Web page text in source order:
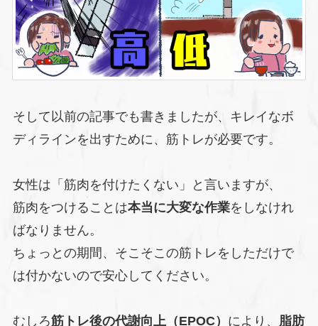
そして以前の記事でも書きましたが、キレイなボ
ディラインを出すために、筋トレが必要です。
女性は「筋肉を付けたくない」と言いますが、
筋肉をつけることは本当に大変な作業をしなけれ
ばなりません。
ちょっとの期間、そこそこの筋トレをしただけで
は付かないので安心してください。
むしろ筋トレ後の代謝向上（EPOC） により、 脂肪